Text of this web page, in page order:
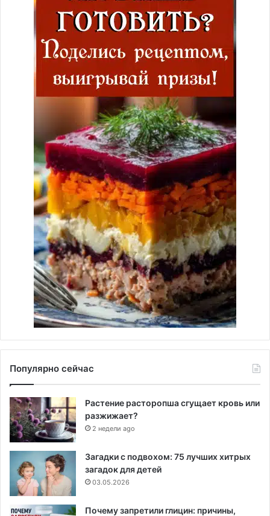
Популярно сейчас
Растение расторопша сгущает кровь или
разжижает?
2 недели ago
Загадки с подвохом: 75 лучших хитрых
загадок для детей
03.05.2026
Почему запретили глицин: причины,